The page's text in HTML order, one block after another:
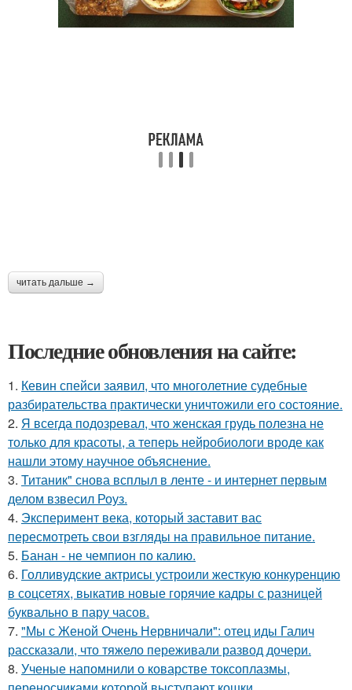
читать дальше →
Последние обновления на сайте:
1. Кевин спейси заявил, что многолетние судебные
разбирательства практически уничтожили его состояние.
2. Я всегда подозревал, что женская грудь полезна не
только для красоты, а теперь нейробиологи вроде как
нашли этому научное объяснение.
3. Титаник" снова всплыл в ленте - и интернет первым
делом взвесил Роуз.
4. Эксперимент века, который заставит вас
пересмотреть свои взгляды на правильное питание.
5. Банан - не чемпион по калию.
6. Голливудские актрисы устроили жесткую конкуренцию
в соцсетях, выкатив новые горячие кадры с разницей
буквально в пару часов.
7. "Мы с Женой Очень Нервничали": отец иды Галич
рассказали, что тяжело переживали развод дочери.
8. Ученые напомнили о коварстве токсоплазмы,